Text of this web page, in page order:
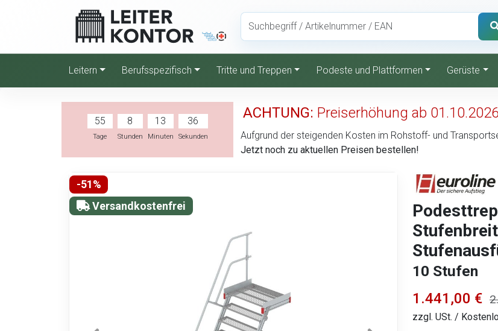
Leitern Berufsspezifisch Tritte und Treppen Podeste und Plattformen Gerüste
55
Tage
8
Stunden
13
Minuten
35
Sekunden
ACHTUNG: Preiserhöhung ab 01.10.2026
Aufgrund der steigenden Kosten im Rohstoff- und
Jetzt noch zu aktuellen Preisen bestellen!
-51%
Versandkostenfrei
10 Stufen
1.441,00 €
zzgl. USt. /